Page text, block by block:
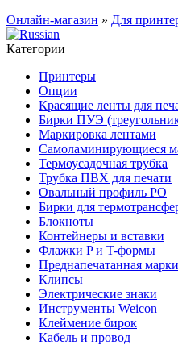
Онлайн-магазин » Для
Категории
Принтеры
Опции
Красящие ленты для
Бирки ПУЭ
Маркировка лентами
Самоламинирующиеся
Термоусадочная трубка
Трубка ПВХ для печати
Овальный профиль PO
Бирки для
Блокноты
Контейнеры и вставки
Флажки P и T-формы
Преднапечатанная
Клипсы
Электрические знаки
Инструменты Weicon
Клеймение бирок
Кабель и провод